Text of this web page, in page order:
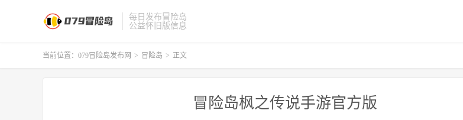
每日发布冒险岛
公益怀旧版信息
当前位置： 079冒险岛发布网 > 冒险岛 > 正文
冒险岛枫之传说手游官方版